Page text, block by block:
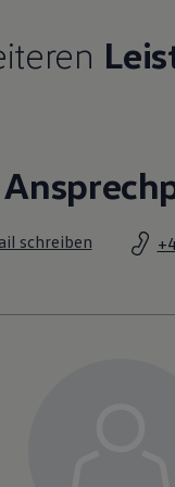
schreiben